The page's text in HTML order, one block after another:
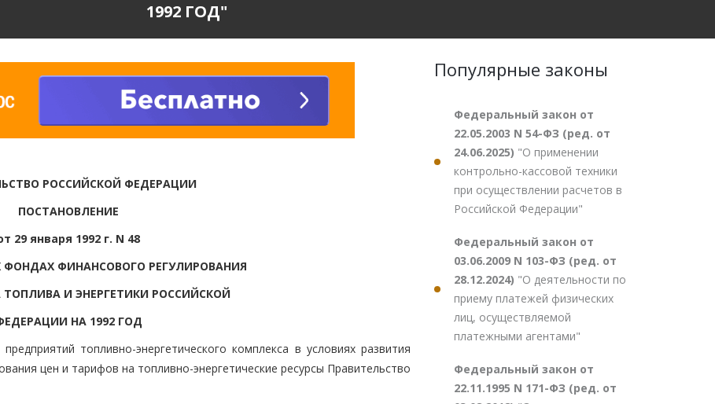
1992 ГОД"
РОССИЙСКОЙ ФЕДЕРАЦИИ
ПОСТАНОВЛЕНИЕ
29 января 1992 г. N 48
ФИНАНСОВОГО РЕГУЛИРОВАНИЯ
И ЭНЕРГЕТИКИ РОССИЙСКОЙ
НА 1992 ГОД
топливно-энергетического комплекса в условиях развития
цен и тарифов на топливно-энергетические ресурсы Правительство
Популярные законы
Федеральный закон от
22.05.2003 N 54-ФЗ (ред. от
24.06.2025) "О применении
контрольно-кассовой техники
при осуществлении расчетов в
Российской Федерации"
Федеральный закон от
03.06.2009 N 103-ФЗ (ред. от
28.12.2024) "О деятельности по
приему платежей физических
лиц, осуществляемой
платежными агентами"
Федеральный закон от
22.11.1995 N 171-ФЗ (ред. от